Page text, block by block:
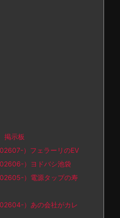
掲示板
）フェラーリのEV
）ヨドバシ池袋
）電源タップの寿
）あの会社がカレ